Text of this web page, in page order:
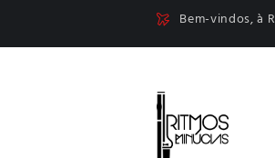
Bem-vindos, à